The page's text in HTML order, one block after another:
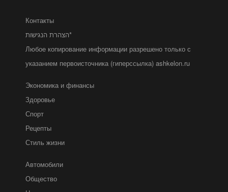
Контакты
הצהרת הנגישות*
Любое копирование информации разрешено только с
указанием первоисточника (гиперссылка) ashkelon.ru
Экономика и финансы
Здоровье
Спорт
Рецепты
Стиль жизни
Автомобили
Общество